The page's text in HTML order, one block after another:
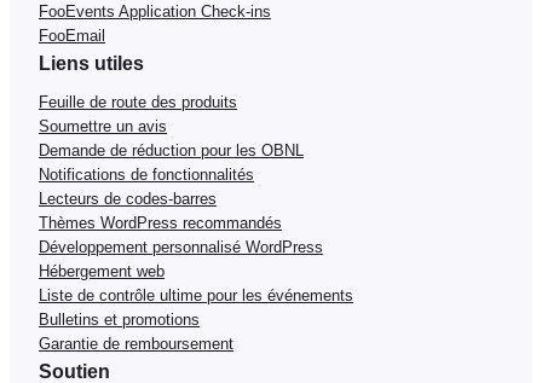
FooEvents Application Check-ins
FooEmail
Liens utiles
Feuille de route des produits
Soumettre un avis
Demande de réduction pour les OBNL
Notifications de fonctionnalités
Lecteurs de codes-barres
Thèmes WordPress recommandés
Développement personnalisé WordPress
Hébergement web
Liste de contrôle ultime pour les événements
Bulletins et promotions
Garantie de remboursement
Soutien